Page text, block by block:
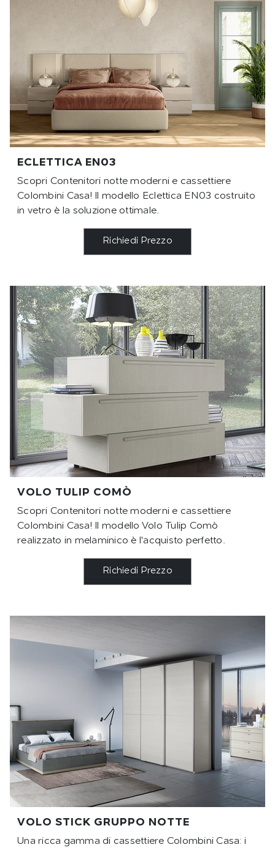
ECLETTICA EN03
Scopri Contenitori notte moderni e cassettiere
Colombini Casa! Il modello Eclettica EN03 costruito
in vetro è la soluzione ottimale.
Richiedi Prezzo
VOLO TULIP COMÒ
Scopri Contenitori notte moderni e cassettiere
Colombini Casa! Il modello Volo Tulip Comò
realizzato in melaminico è l'acquisto perfetto.
Richiedi Prezzo
VOLO STICK GRUPPO NOTTE
Una ricca gamma di cassettiere Colombini Casa: i